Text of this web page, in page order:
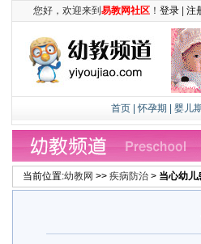
您好，欢迎来到 易教网社区 ！ 登录 注
首页 |怀孕期 婴儿
当前位置:幼教网 >> 疾病防治 > 当心幼儿